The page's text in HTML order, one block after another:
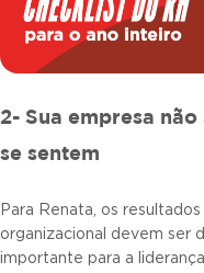
2- Sua empresa
se sentem
Para Renata, os
organizacional devem ser
importante para a